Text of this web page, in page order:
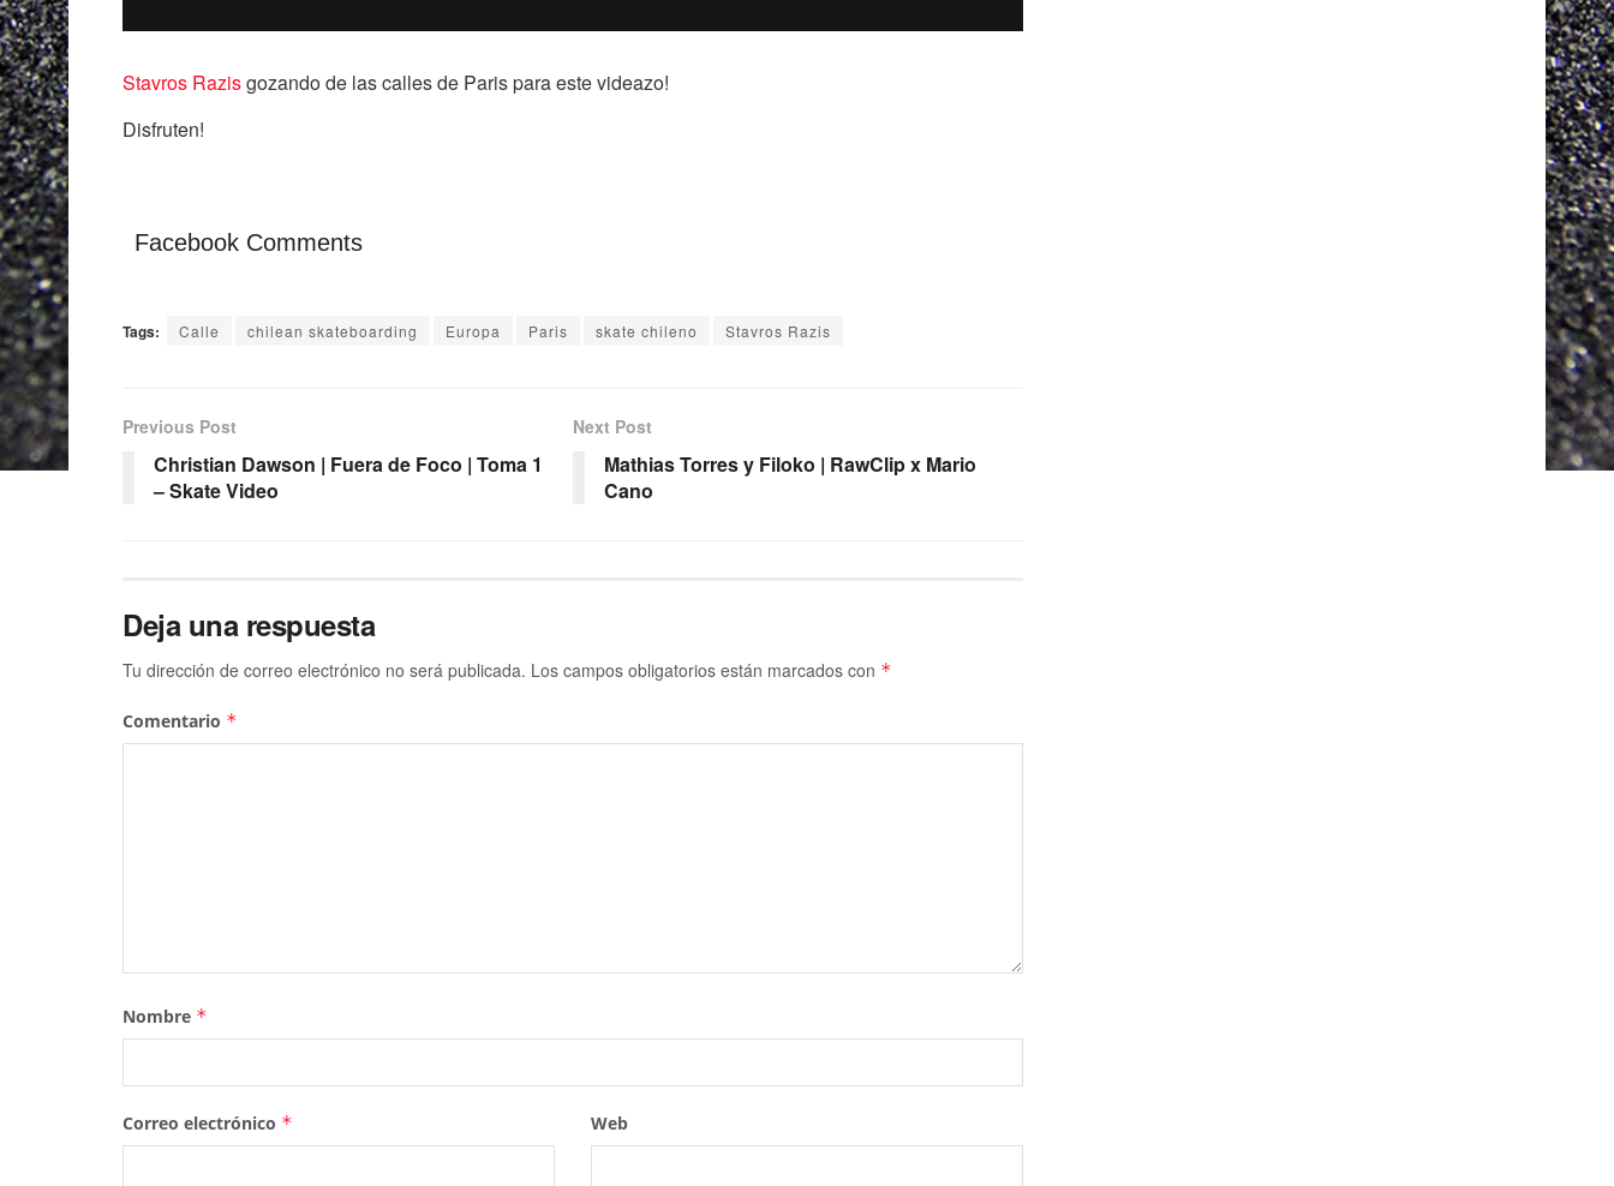
Stavros Razisgozando de las calles de Paris para este videazo!
Disfruten!
Facebook Comments
Tags: Calle chilean skateboarding Europa Paris skate chileno Stavros Razis
Previous Post
Christian Dawson | Fuera de Foco | Toma 1
– Skate Video
Next Post
Mathias Torres y Filoko | RawClip x Mario
Cano
Deja una respuesta
Tu dirección de correo electrónico no será publicada. Los campos obligatorios están marcados con *
Comentario *
Nombre *
Correo electrónico * Web